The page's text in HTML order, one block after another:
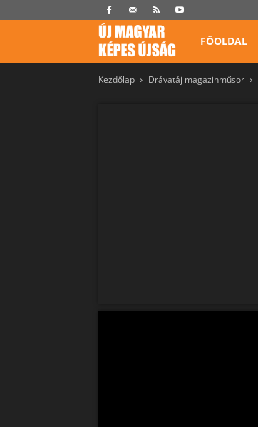
Képes
Újság
FŐOLDAL
Kezdőlap Drávatáj magazinműsor